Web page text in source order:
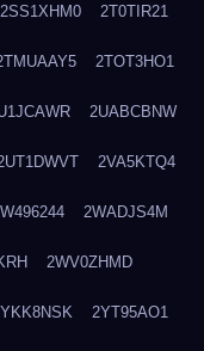
2SS1XHM0 2T0TIR21
2TOT3HO1
2UABCBNW
2VA5KTQ4
2WADJS4M
2WV0ZHMD
2YT95AO1